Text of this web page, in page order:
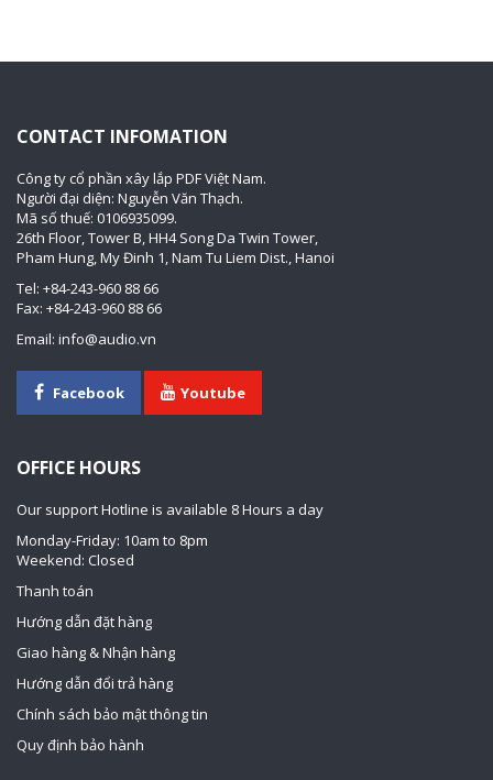
CONTACT INFOMATION
Công ty cổ phần xây lắp PDF Việt Nam.
Người đại diện: Nguyễn Văn Thạch.
Mã số thuế: 0106935099.
26th Floor, Tower B, HH4 Song Da Twin Tower,
Pham Hung, My Đinh 1, Nam Tu Liem Dist., Hanoi
Tel: +84-243-960 88 66
Fax: +84-243-960 88 66
Email: info@audio.vn
Facebook Youtube
OFFICE HOURS
Our support Hotline is available 8 Hours a day
Monday-Friday: 10am to 8pm
Weekend: Closed
Thanh toán
Hướng dẫn đặt hàng
Giao hàng & Nhận hàng
Hướng dẫn đổi trả hàng
Chính sách bảo mật thông tin
Quy định bảo hành